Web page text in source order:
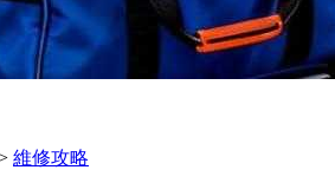
維修攻略